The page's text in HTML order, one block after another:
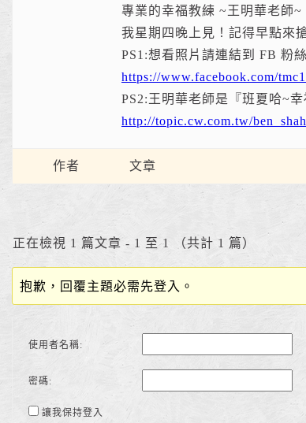
專業的幸福教練 ~王明華老師~
我星期四晚上見！記得早點來
PS1:想看照片請連結到 FB 粉
https://www.facebook.com/
PS2:王明華老師是『班夏哈~
http://topic.cw.com.tw/
作者 文章
正在檢視 1 篇文章 - 1 至 1 （共計 1 篇）
抱歉，回覆主題必需先登入。
使用者名稱:
密碼:
讓我保持登入